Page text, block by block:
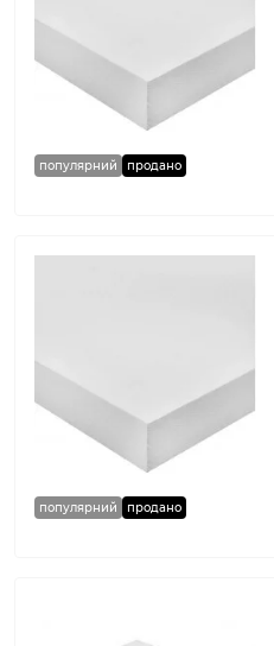
популярний продано
популярний продано